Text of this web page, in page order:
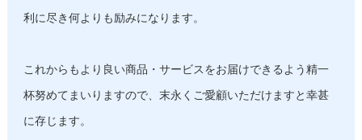
利に尽き何よりも励みになります。
これからもより良い商品・サービスをお届けできるよう精一
杯努めてまいりますので、末永くご愛顧いただけますと幸甚
に存じます。